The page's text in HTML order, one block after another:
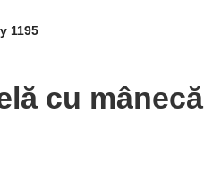
1195
cu mânecă